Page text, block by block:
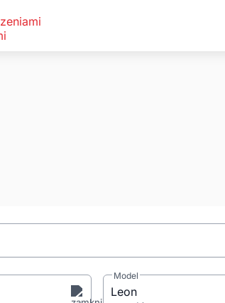
Model
Leon